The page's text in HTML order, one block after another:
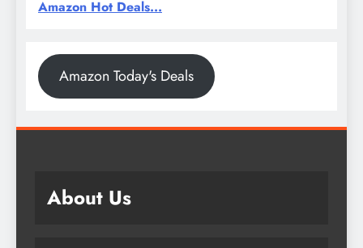
Amazon Hot Deals...
Amazon Today's Deals
About Us